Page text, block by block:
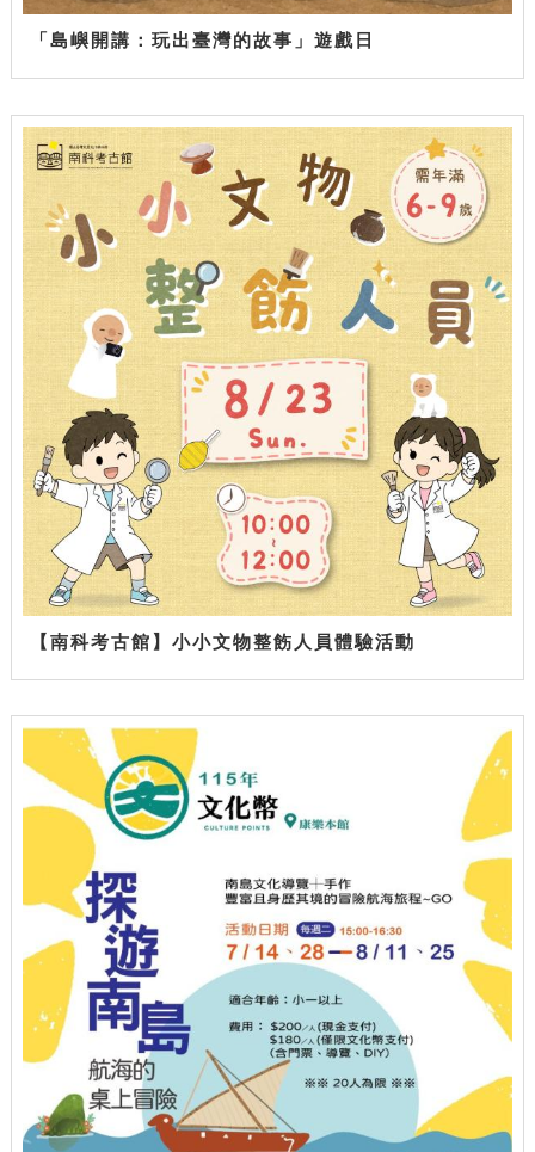
「島嶼開講：玩出臺灣的故事」遊戲日
【南科考古館】小小文物整飭人員體驗活動